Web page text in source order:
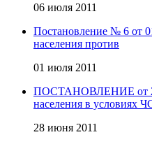
06 июля 2011
Постановление № 6 от
населения против
01 июля 2011
ПОСТАНОВЛЕНИЕ от
населения в условиях
28 июня 2011